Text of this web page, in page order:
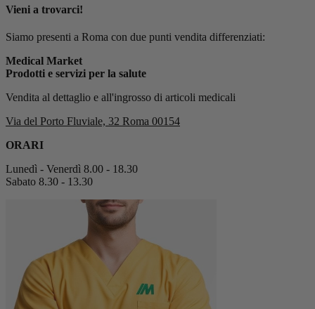
Vieni a trovarci!
Siamo presenti a Roma con due punti vendita differenziati:
Medical Market
Prodotti e servizi per la salute
Vendita al dettaglio e all'ingrosso di articoli medicali
Via del Porto Fluviale, 32 Roma 00154
ORARI
Lunedì - Venerdì 8.00 - 18.30
Sabato 8.30 - 13.30